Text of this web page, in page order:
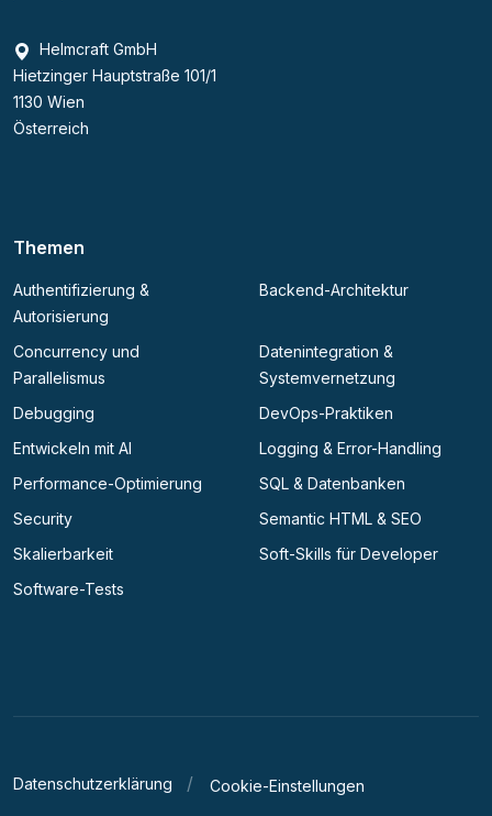
Helmcraft GmbH
Hietzinger Hauptstraße 101/1
1130 Wien
Österreich
Themen
Authentifizierung &
Autorisierung
Backend-Architektur
Concurrency und
Parallelismus
Datenintegration &
Systemvernetzung
Debugging
DevOps-Praktiken
Entwickeln mit AI
Logging & Error-Handling
Performance-Optimierung
SQL & Datenbanken
Security
Semantic HTML & SEO
Skalierbarkeit
Soft-Skills für Developer
Software-Tests
Datenschutzerklärung Cookie-Einstellungen